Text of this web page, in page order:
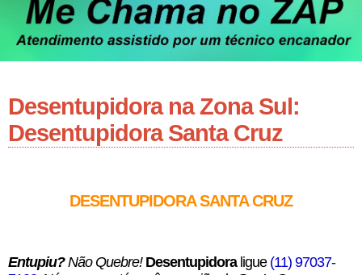
Desentupidora na Zona Sul:
Desentupidora Santa Cruz
DESENTUPIDORA SANTA CRUZ
Entupiu?Não Quebre! Desentupidoraligue (11) 97037-